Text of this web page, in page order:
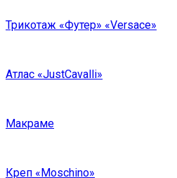
Трикотаж «Футер» «Versace»
Атлас «JustCavalli»
Макраме
Креп «Moschino»